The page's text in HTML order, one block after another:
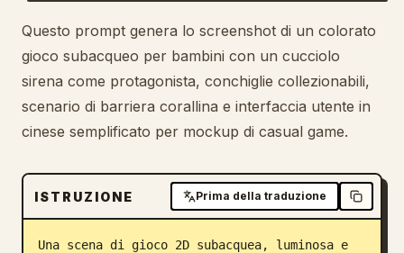
Prompt
Prezzi
Scarica
Blog
Questo prompt genera lo screenshot di un colorato
gioco subacqueo per bambini con un cucciolo
sirena come protagonista, conchiglie collezionabili,
scenario di barriera corallina e interfaccia utente in
cinese semplificato per mockup di casual game.
ISTRUZIONE Prima della traduzione
Una scena di gioco 2D subacquea, luminosa e